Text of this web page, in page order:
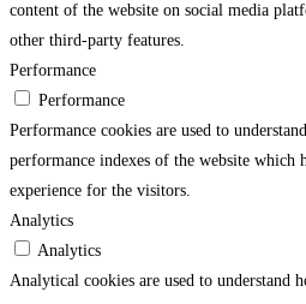
content of the website on social media
other third-party features.
Performance
Performance
Performance cookies are used to
performance indexes of the website which
experience for the visitors.
Analytics
Analytics
Analytical cookies are used to understand